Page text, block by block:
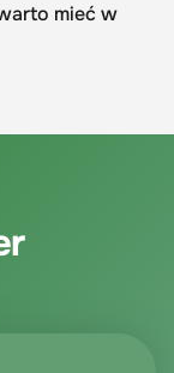
mieć w